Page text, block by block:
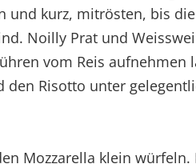
und kurz, mitrösten, bis
Noilly Prat und
vom Reis aufnehmen
den Risotto unter
Mozzarella klein würfeln.